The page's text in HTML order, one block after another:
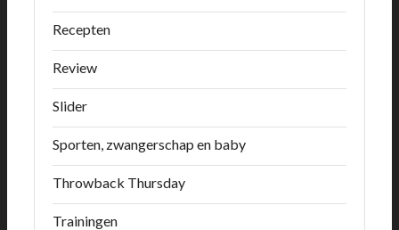
Recepten
Review
Slider
Sporten, zwangerschap en baby
Throwback Thursday
Trainingen